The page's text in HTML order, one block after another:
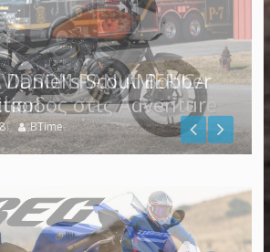
Scout Bobber
BTime